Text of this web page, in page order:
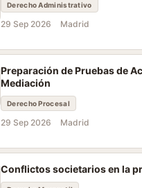
Derecho Administrativo
29 Sep 2026 Madrid
Preparación de Pruebas de
Mediación
Derecho Procesal
29 Sep 2026 Madrid
Conflictos societarios en la